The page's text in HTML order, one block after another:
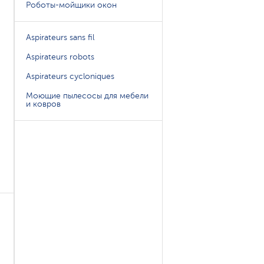
Роботы-мойщики окон
Aspirateurs sans fil
Aspirateurs robots
Aspirateurs cycloniques
Моющие пылесосы для мебели
и ковров